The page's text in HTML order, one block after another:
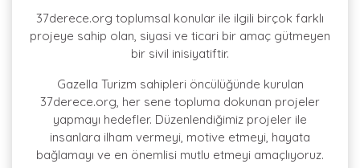
37derece.org toplumsal konular ile ilgili birçok farklı
projeye sahip olan, siyasi ve ticari bir amaç gütmeyen
bir sivil inisiyatiftir.
Gazella Turizm sahipleri öncülüğünde kurulan
37derece.org, her sene topluma dokunan projeler
yapmayı hedefler. Düzenlendiğimiz projeler ile
insanlara ilham vermeyi, motive etmeyi, hayata
bağlamayı ve en önemlisi mutlu etmeyi amaçlıyoruz.